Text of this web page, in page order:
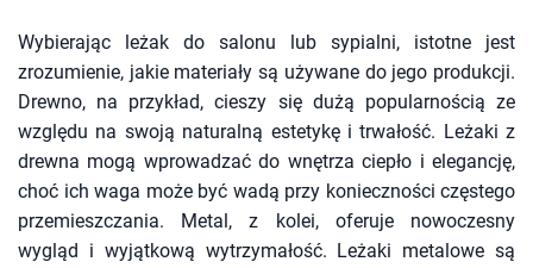
Wybierając leżak do salonu lub sypialni, istotne jest
zrozumienie, jakie materiały są używane do jego produkcji.
Drewno, na przykład, cieszy się dużą popularnością ze
względu na swoją naturalną estetykę i trwałość. Leżaki z
drewna mogą wprowadzać do wnętrza ciepło i elegancję,
choć ich waga może być wadą przy konieczności częstego
przemieszczania. Metal, z kolei, oferuje nowoczesny
wygląd i wyjątkową wytrzymałość. Leżaki metalowe są